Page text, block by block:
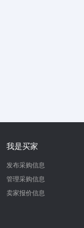
我是买家
发布采购信息
管理采购信息
卖家报价信息